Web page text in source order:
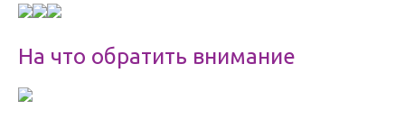
На что обратить внимание